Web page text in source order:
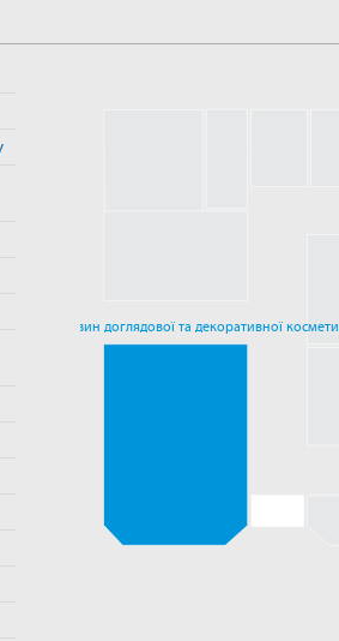
Магазин доглядової та декоративної